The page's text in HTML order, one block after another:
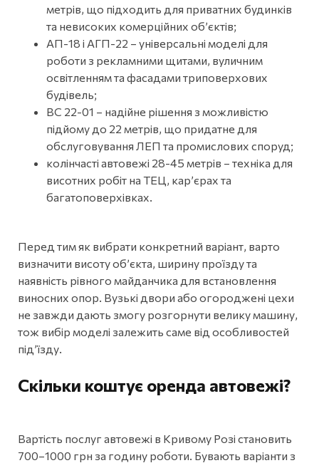
метрів, що підходить для приватних будинків
та невисоких комерційних об’єктів;
АП-18 і АГП-22 – універсальні моделі для
роботи з рекламними щитами, вуличним
освітленням та фасадами триповерхових
будівель;
ВС 22-01 – надійне рішення з можливістю
підйому до 22 метрів, що придатне для
обслуговування ЛЕП та промислових споруд;
колінчасті автовежі 28-45 метрів – техніка для
висотних робіт на ТЕЦ, кар’єрах та
багатоповерхівках.
Перед тим як вибрати конкретний варіант, варто
визначити висоту об’єкта, ширину проїзду та
наявність рівного майданчика для встановлення
виносних опор. Вузькі двори або огороджені цехи
не завжди дають змогу розгорнути велику машину,
тож вибір моделі залежить саме від особливостей
під’їзду.
Скільки коштує оренда автовежі?
Вартість послуг автовежі в Кривому Розі становить
700–1000 грн за годину роботи. Бувають варіанти з